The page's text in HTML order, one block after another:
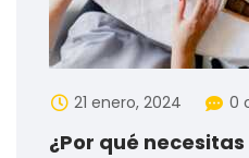
21 enero, 2024 0
¿Por qué